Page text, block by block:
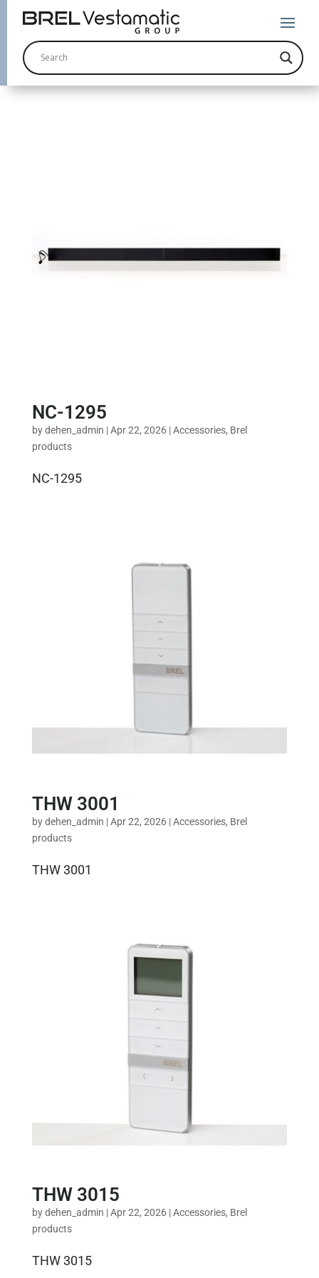
NC-1295
bydehen_admin |Apr 22, 2026|Accessories, Brel
products
NC-1295
THW 3001
bydehen_admin |Apr 22, 2026|Accessories, Brel
products
THW 3001
THW 3015
bydehen_admin |Apr 22, 2026|Accessories, Brel
products
THW 3015